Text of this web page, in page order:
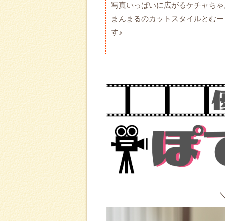
写真いっぱいに広がるケチャち
まんまるのカットスタイルとむ
す♪